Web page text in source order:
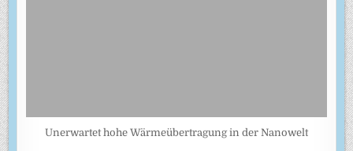
Unerwartet hohe Wärmeübertragung in der Nanowelt